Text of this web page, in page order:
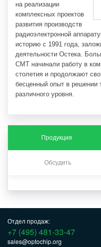
на реализации
комплексных проектов
развития производств
радиоэлектронной
историю с 1991 года,
деятельности Остека.
СМТ начинали работу в
столетия и продолжают
бесценный опыт в решении
различного уровня.
Продукция
Обсудить
Отдел продаж:
+7 (495) 481-33-47
sales@optochip.org